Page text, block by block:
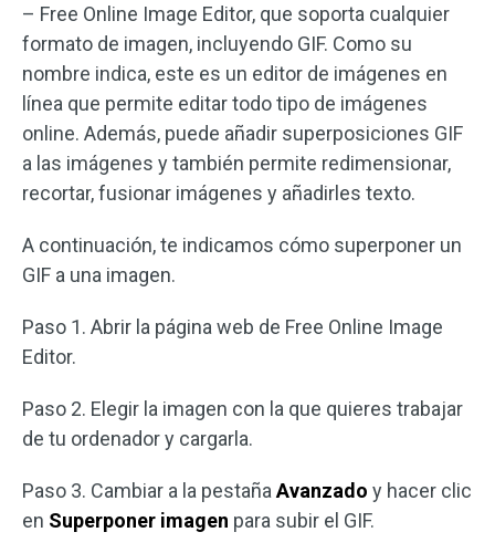
– Free Online Image Editor, que soporta cualquier
formato de imagen, incluyendo GIF. Como su
nombre indica, este es un editor de imágenes en
línea que permite editar todo tipo de imágenes
online. Además, puede añadir superposiciones GIF
a las imágenes y también permite redimensionar,
recortar, fusionar imágenes y añadirles texto.
A continuación, te indicamos cómo superponer un
GIF a una imagen.
Paso 1. Abrir la página web de Free Online Image
Editor.
Paso 2. Elegir la imagen con la que quieres trabajar
de tu ordenador y cargarla.
Paso 3. Cambiar a la pestaña Avanzado y hacer clic
en Superponer imagen para subir el GIF.